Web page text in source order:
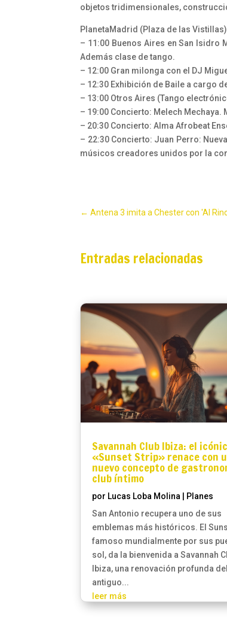
objetos tridimensionales,
PlanetaMadrid (Plaza de las Vistillas)
– 11:00 Buenos Aires en San Isidro
Además clase de tango.
– 12:00 Gran milonga con el DJ
– 12:30 Exhibición de Baile a cargo
– 13:00 Otros Aires (Tango
– 19:00 Concierto: Melech Mechaya.
– 20:30 Concierto: Alma Afrobeat
– 22:30 Concierto: Juan Perro:
músicos creadores unidos por la
←Antena 3 imita a Chester con 'Al
Entradas relacionadas
Savannah Club Ibiza: el
«Sunset Strip» renace con
nuevo concepto de
club íntimo
por Lucas Loba Molina | Planes
San Antonio recupera uno de sus
emblemas más históricos. El
famoso mundialmente por sus
sol, da la bienvenida a Savannah
Ibiza, una renovación profunda del
antiguo...
leer más